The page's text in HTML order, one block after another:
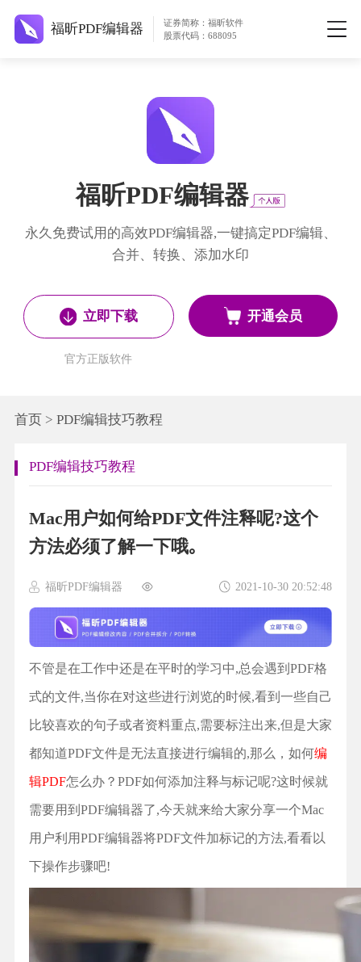
福昕PDF编辑器
证券简称：福昕软件
股票代码：688095
福昕PDF编辑器
永久免费试用的高效PDF编辑器,一键搞定PDF编辑、
合并、转换、添加水印
立即下载
官方正版软件
开通会员
首页> PDF编辑技巧教程
PDF编辑技巧教程
Mac用户如何给PDF文件注释呢?这个
方法必须了解一下哦｡
福昕PDF编辑器 2021-10-30 20:52:48
不管是在工作中还是在平时的学习中,总会遇到PDF格
式的文件,当你在对这些进行浏览的时候,看到一些自己
比较喜欢的句子或者资料重点,需要标注出来,但是大家
都知道PDF文件是无法直接进行编辑的,那么，如何编
辑PDF怎么办？PDF如何添加注释与标记呢?这时候就
需要用到PDF编辑器了,今天就来给大家分享一个Mac
用户利用PDF编辑器将PDF文件加标记的方法,看看以
下操作步骤吧!